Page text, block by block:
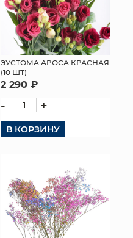
ЭУСТОМА АРОСА КРАСНАЯ
(10 ШТ)
2 290 ₽
- +
В КОРЗИНУ